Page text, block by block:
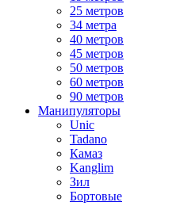
25 метров
34 метра
40 метров
45 метров
50 метров
60 метров
90 метров
Манипуляторы
Unic
Tadano
Камаз
Kanglim
Зил
Бортовые